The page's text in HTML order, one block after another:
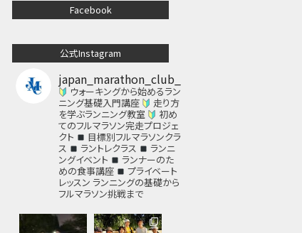
Facebook
公式Instagram
japan_marathon_club_
ウォーキングから始めるラン
ニング基礎入門講座
走り方
を学ぶランニング教室
初め
てのフルマラソン完走プロジェ
クト
目標別フルマラソンクラ
ス
ラントレクラス
ランニ
ングイベント
ランナーのた
めの食事講座
プライベート
レッスン ランニングの基礎から
フルマラソン挑戦まで